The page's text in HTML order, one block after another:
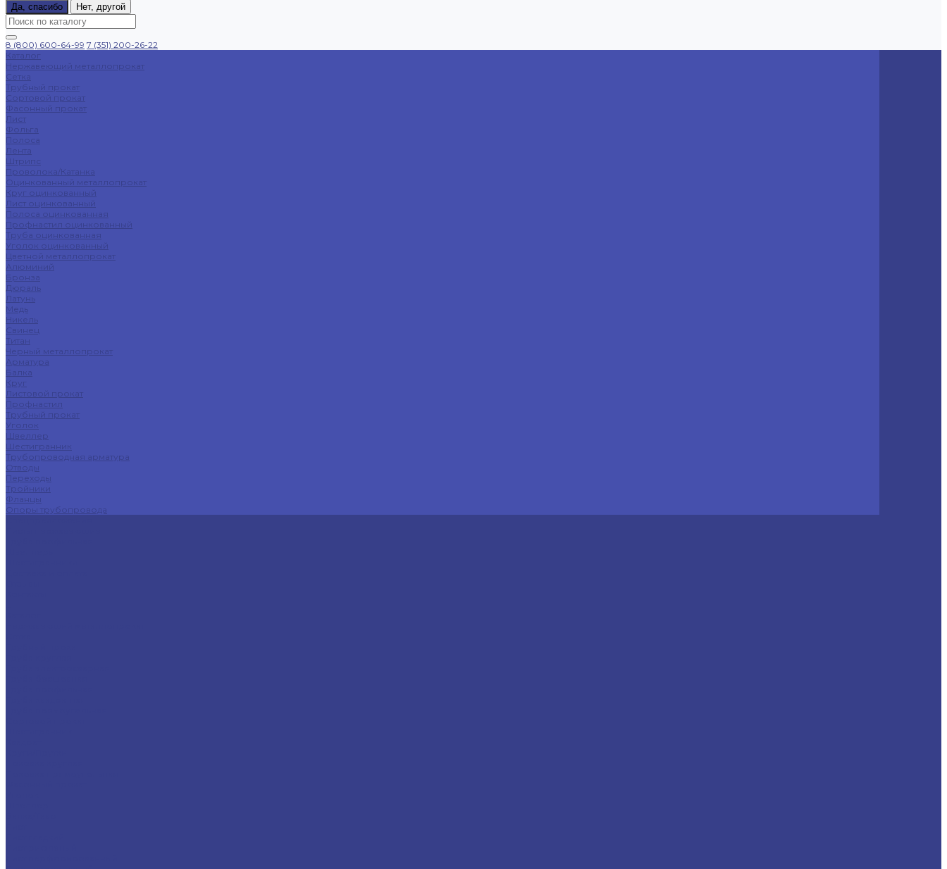
Да, спасибо
Нет, другой
8 (800) 600-64-99 7 (351) 200-26-22
Каталог
Нержавеющий металлопрокат
Сетка
Трубный прокат
Сортовой прокат
Фасонный прокат
Лист
Фольга
Полоса
Лента
Штрипс
Проволока/Катанка
Оцинкованный металлопрокат
Круг оцинкованный
Лист оцинкованный
Полоса оцинкованная
Профнастил оцинкованный
Труба оцинкованная
Уголок оцинкованный
Цветной металлопрокат
Алюминий
Бронза
Дюраль
Латунь
Медь
Никель
Свинец
Титан
Черный металлопрокат
Арматура
Балка
Круг
Листовой прокат
Профнастил
Трубный прокат
Уголок
Швеллер
Шестигранник
Трубопроводная арматура
Отводы
Переходы
Тройники
Фланцы
Опоры трубопровода